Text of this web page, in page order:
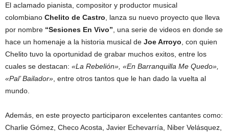
El aclamado pianista, compositor y productor musical
colombiano Chelito de Castro , lanza su nuevo proyecto que lleva
por nombre “Sesiones En Vivo” , una serie de videos en donde se
hace un homenaje a la historia musical de Joe Arroyo , con quien
Chelito tuvo la oportunidad de grabar muchos exitos, entre los
cuales se destacan: «La Rebelión», «En Barranquilla Me Quedo»,
«Pal’ Bailador» , entre otros tantos que le han dado la vuelta al
mundo.
Además, en este proyecto participaron excelentes cantantes como:
Charlie Gómez, Checo Acosta, Javier Echevarría, Niber Velásquez,